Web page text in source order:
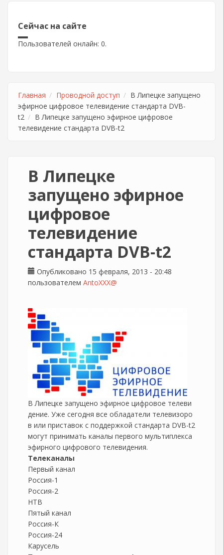
Сейчас на сайте
Пользователей онлайн: 0.
Главная Проводной доступ
В Липецке запущено
эфирное цифровое телевидение стандарта DVB-
t2
В Липецке запущено эфирное цифровое
телевидение стандарта DVB-t2
В Липецке
запущено эфирное
цифровое
телевидение
стандарта DVB-t2
Опубликовано 15 февраля, 2013 - 20:48
пользователем AntoXXX@
В Липецке запущено эфирное цифровое телеви
дение. Уже сегодня все обладатели телевизоро
в или приставок с поддержкой стандарта DVB-t2
могут принимать каналы первого мультиплекса
эфирного цифрового телевидения.
Телеканалы
Первый канал
Россия-1
Россия-2
НТВ
Пятый канал
Россия-К
Россия-24
Карусель